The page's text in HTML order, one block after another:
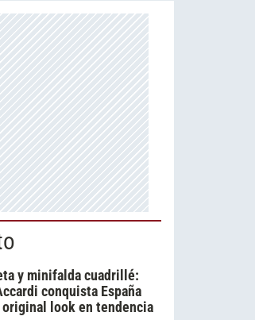
y minifalda cuadrillé:
conquista España
original look en tendencia